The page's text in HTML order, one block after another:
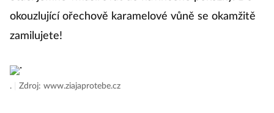
okouzlující ořechově karamelové vůně se okamžitě
zamilujete!
. Zdroj: www.ziajaprotebe.cz